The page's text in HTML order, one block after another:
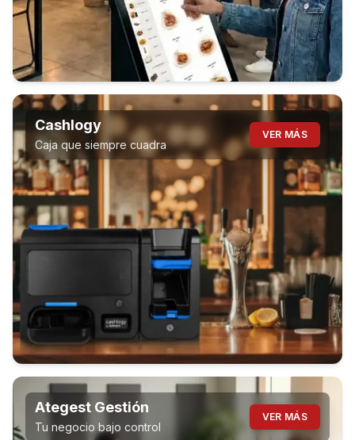
Cashlogy
Caja que siempre cuadra
VER MÁS
Ategest Gestión
Tu negocio bajo control
VER MÁS